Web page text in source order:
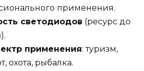
применения.
светодиодов (ресурс до
применения: туризм,
охота, рыбалка.